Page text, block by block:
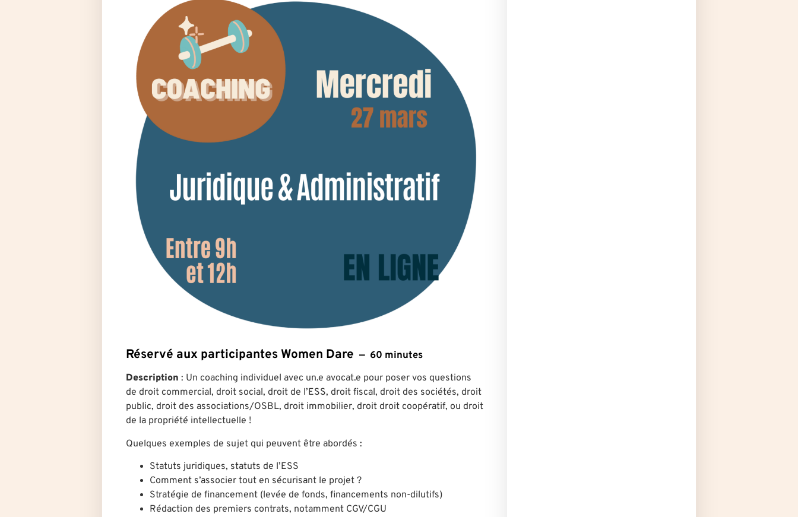
Réservé aux participantes Women Dare 60 minutes
Description : Un coaching individuel avec un.e avocat.e pour poser vos questions
de droit commercial, droit social, droit de l’ESS, droit fiscal, droit des sociétés, droit
public, droit des associations/OSBL, droit immobilier, droit droit coopératif, ou droit
de la propriété intellectuelle !
Quelques exemples de sujet qui peuvent être abordés :
Statuts juridiques, statuts de l’ESS
Comment s’associer tout en sécurisant le projet ?
Stratégie de financement (levée de fonds, financements non-dilutifs)
Rédaction des premiers contrats, notamment CGV/CGU